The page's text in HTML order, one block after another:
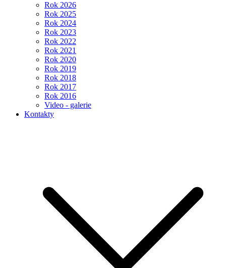
Rok 2026
Rok 2025
Rok 2024
Rok 2023
Rok 2022
Rok 2021
Rok 2020
Rok 2019
Rok 2018
Rok 2017
Rok 2016
Video - galerie
Kontakty